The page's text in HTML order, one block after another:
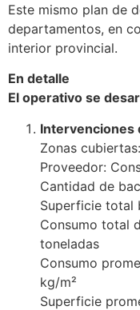
Este mismo plan de
departamentos, en
interior provincial.
En detalle
El operativo se
Intervenciones
Zonas
Proveedor:
Cantidad de
Superficie total
Consumo total
toneladas
Consumo
kg/m²
Superficie